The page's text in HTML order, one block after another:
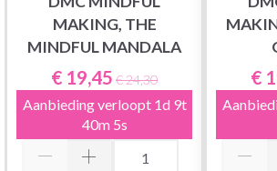
MAKING, THE
MINDFUL MANDALA
€ 19,45 € 24,30
Aanbieding verloopt 1d 9t
40m 4s
€